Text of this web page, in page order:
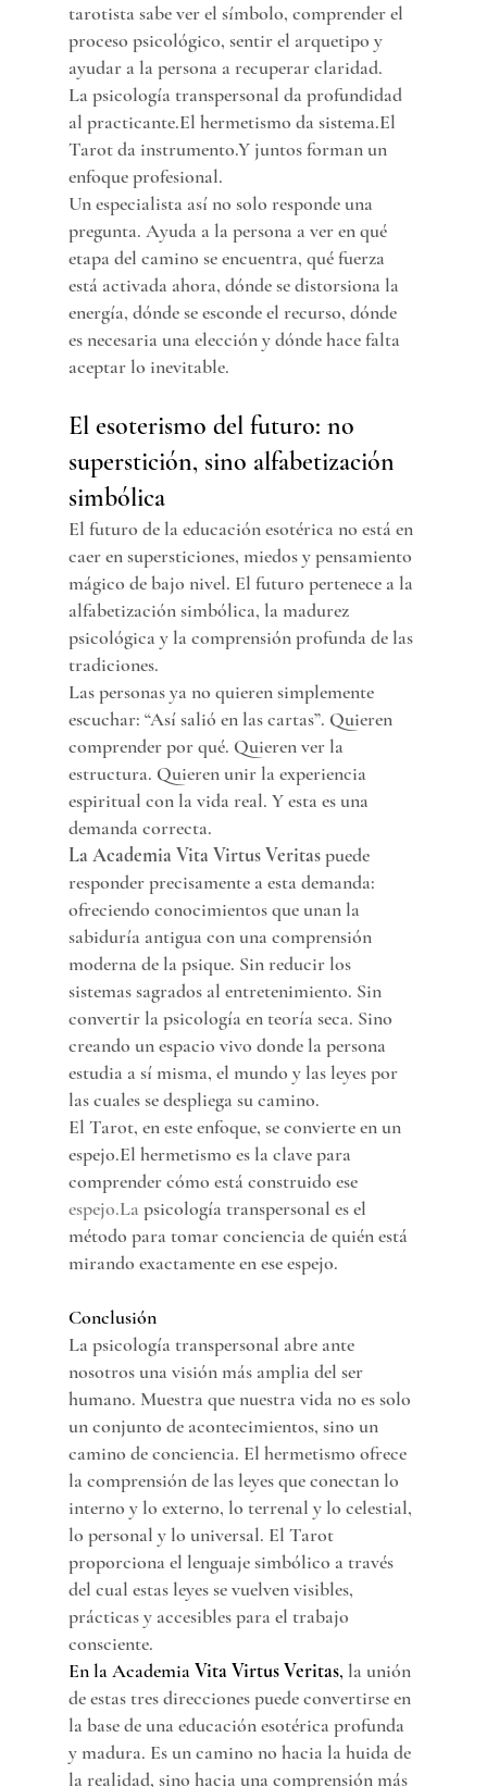
tarotista sabe ver el símbolo, comprender el
proceso psicológico, sentir el arquetipo y
ayudar a la persona a recuperar claridad.
La psicología transpersonal da profundidad
al practicante.El hermetismo da sistema.El
Tarot da instrumento.Y juntos forman un
enfoque profesional.
Un especialista así no solo responde una
pregunta. Ayuda a la persona a ver en qué
etapa del camino se encuentra, qué fuerza
está activada ahora, dónde se distorsiona la
energía, dónde se esconde el recurso, dónde
es necesaria una elección y dónde hace falta
aceptar lo inevitable.
El esoterismo del futuro: no
superstición, sino alfabetización
simbólica
El futuro de la educación esotérica no está en
caer en supersticiones, miedos y pensamiento
mágico de bajo nivel. El futuro pertenece a la
alfabetización simbólica, la madurez
psicológica y la comprensión profunda de las
tradiciones.
Las personas ya no quieren simplemente
escuchar: “Así salió en las cartas”. Quieren
comprender por qué. Quieren ver la
estructura. Quieren unir la experiencia
espiritual con la vida real. Y esta es una
demanda correcta.
La Academia Vita Virtus Veritas puede
responder precisamente a esta demanda:
ofreciendo conocimientos que unan la
sabiduría antigua con una comprensión
moderna de la psique. Sin reducir los
sistemas sagrados al entretenimiento. Sin
convertir la psicología en teoría seca. Sino
creando un espacio vivo donde la persona
estudia a sí misma, el mundo y las leyes por
las cuales se despliega su camino.
El Tarot, en este enfoque, se convierte en un
espejo.El hermetismo es la clave para
comprender cómo está construido ese
espejo.La psicología transpersonal es el
método para tomar conciencia de quién está
mirando exactamente en ese espejo.
Conclusión
La psicología transpersonal abre ante
nosotros una visión más amplia del ser
humano. Muestra que nuestra vida no es solo
un conjunto de acontecimientos, sino un
camino de conciencia. El hermetismo ofrece
la comprensión de las leyes que conectan lo
interno y lo externo, lo terrenal y lo celestial,
lo personal y lo universal. El Tarot
proporciona el lenguaje simbólico a través
del cual estas leyes se vuelven visibles,
prácticas y accesibles para el trabajo
consciente.
En la Academia Vita Virtus Veritas, la unión
de estas tres direcciones puede convertirse en
la base de una educación esotérica profunda
y madura. Es un camino no hacia la huida de
la realidad, sino hacia una comprensión más